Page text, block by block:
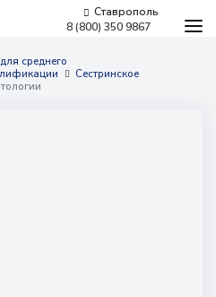
8 (800) 350 9867
Ставрополь
организации
среднего
Сестринское